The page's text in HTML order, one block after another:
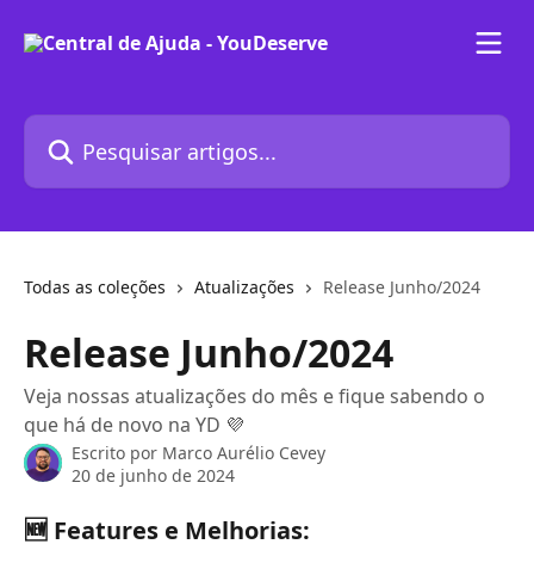
Pesquisar artigos...
Todas as coleções Atualizações Release Junho/2024
Release Junho/2024
Veja nossas atualizações do mês e fique sabendo o
que há de novo na YD 💜
Escrito por Marco Aurélio Cevey
20 de junho de 2024
🆕 Features e Melhorias: